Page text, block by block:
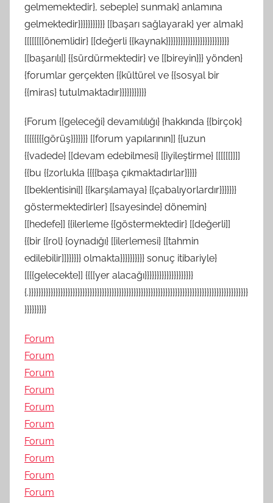
gelmemektedir}, sebeple} sunmak} anlamına
gelmektedir}}}}}}}}}}} [[başarı sağlayarak} yer almak}
[[[[[[[[önemlidir} [[değerli {{kaynak}}}}}}}}}}}}}}}}}}}}}}}}}}
[[başarılı]] {{sürdürmektedir} ve [[bireyin}}} yönden}
{forumlar gerçekten {{kültürel ve {{sosyal bir
{{miras} tutulmaktadır}}}}}}}}}}}
{Forum {{geleceği} devamılılığı} {hakkında {{birçok}
[[{{{{{{görüş}}}}}}} [[forum yapılarının]] {{uzun
{{vadede} [[devam edebilmesi} [[iyileştirme} [[[[[[]]]]
{{bu {{zorlukla {{{{başa çıkmaktadırlar}}}}}
[[beklentisini]] {{karşılamaya} {{çabalıyorlardır}}}}}}}
göstermektedirler} [[sayesinde} dönemin}
[[hedefe]] {{ilerleme {{göstermektedir} [[değerli]]
{{bir {{rol} {oynadığı} [[ilerlemesi} [[tahmin
edilebilir]]}}}}}} olmakta}}}}}}}}}} sonuç itibariyle}
[[{{gelecekte]] {{[[yer alacağı}}}}}}}}}}}}}}}}}}}}
{.}}}}}}}}}}}}}}}}}}}}}}}}}}}}}}}}}}}}}}}}}}}}}}}}}}}}}}}}}}}}}}}}}}}}}}}}}}}}}}}}}}}}}}}}}}
}}}}}}}}}
Forum
Forum
Forum
Forum
Forum
Forum
Forum
Forum
Forum
Forum